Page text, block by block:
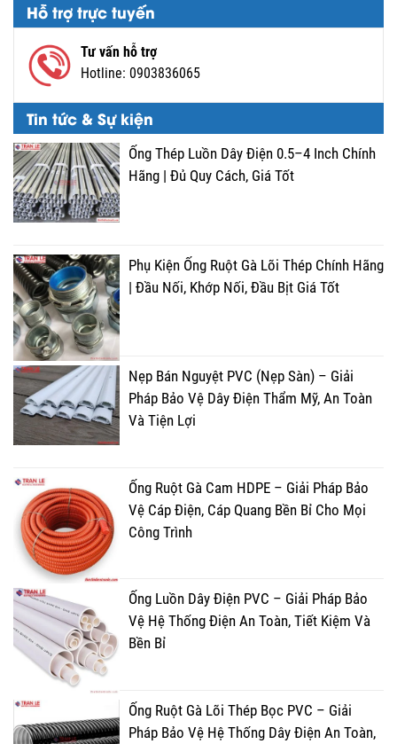
Hỗ trợ trực tuyến
Tư vấn hỗ trợ
Hotline: 0903836065
Tin tức & Sự kiện
Ống Thép Luồn Dây Điện 0.5–4 Inch Chính
Hãng | Đủ Quy Cách, Giá Tốt
Phụ Kiện Ống Ruột Gà Lõi Thép Chính Hãng
| Đầu Nối, Khớp Nối, Đầu Bịt Giá Tốt
Nẹp Bán Nguyệt PVC (Nẹp Sàn) – Giải
Pháp Bảo Vệ Dây Điện Thẩm Mỹ, An Toàn
Và Tiện Lợi
Ống Ruột Gà Cam HDPE – Giải Pháp Bảo
Vệ Cáp Điện, Cáp Quang Bền Bỉ Cho Mọi
Công Trình
Ống Luồn Dây Điện PVC – Giải Pháp Bảo
Vệ Hệ Thống Điện An Toàn, Tiết Kiệm Và
Bền Bỉ
Ống Ruột Gà Lõi Thép Bọc PVC – Giải
Pháp Bảo Vệ Hệ Thống Dây Điện An Toàn,